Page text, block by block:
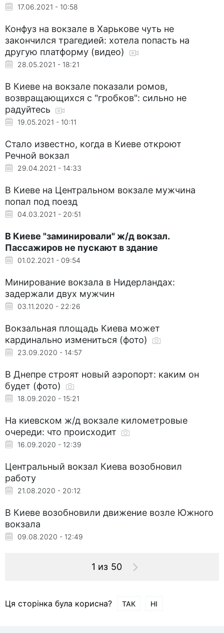
17.06.2021 - 10:58
Конфуз на вокзале в Харькове чуть не
закончился трагедией: хотела попасть на
другую платформу (видео)
28.05.2021 - 18:21
В Киеве на вокзале показали ромов,
возвращающихся с "гробков": сильно не
радуйтесь
19.05.2021 - 10:11
Стало известно, когда в Киеве откроют
Речной вокзал
29.04.2021 - 14:33
В Киеве на Центральном вокзале мужчина
попал под поезд
04.03.2021 - 20:51
В Киеве "заминировали" ж/д вокзал.
Пассажиров не пускают в здание
01.02.2021 - 09:54
Минирование вокзала в Нидерландах:
задержали двух мужчин
03.11.2020 - 22:26
Вокзальная площадь Киева может
кардинально измениться (фото)
23.09.2020 - 14:57
В Днепре строят новый аэропорт: каким он
будет (фото)
18.09.2020 - 15:21
На киевском ж/д вокзале километровые
очереди: что происходит
16.09.2020 - 12:39
Центральный вокзал Киева возобновил
работу
21.08.2020 - 20:12
В Киеве возобновили движение возле Южного
вокзала
09.08.2020 - 12:49
1 из 50
Ця сторінка була корисна? ТАК НІ